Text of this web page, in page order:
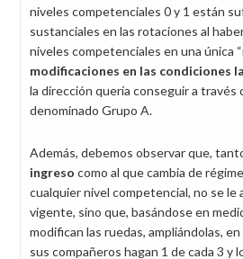
niveles competenciales 0 y 1 están
sustanciales en las rotaciones al
niveles competenciales en una única
modificaciones en las condiciones
la dirección quería conseguir a través
denominado Grupo A.
Además, debemos observar que,
ingreso como al que cambia de
cualquier nivel competencial, no se le
vigente, sino que, basándose en
modifican las ruedas, ampliándolas,
sus compañeros hagan 1 de cada 3 y